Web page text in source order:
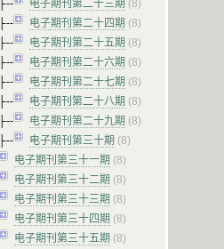
├--
电子期刊第二十三期 (8)
├--
电子期刊第二十四期 (8)
├--
电子期刊第二十五期 (8)
├--
电子期刊第二十六期 (8)
├--
电子期刊第二十七期 (8)
├--
电子期刊第二十八期 (8)
├--
电子期刊第二十九期 (8)
├--
电子期刊第三十期 (8)
电子期刊第三十一期 (8)
电子期刊第三十二期 (8)
电子期刊第三十三期 (8)
电子期刊第三十四期 (8)
电子期刊第三十五期 (8)